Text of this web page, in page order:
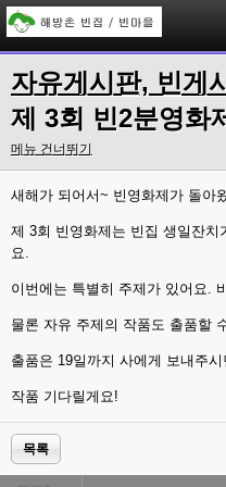
자유게시판, 빈게
제 3회 빈2분영화
메뉴 건너뛰기
새해가 되어서~ 빈영화제가 돌아
제 3회 빈영화제는 빈집 생일잔
요.
이번에는 특별히 주제가 있어요.
물론 자유 주제의 작품도 출품할
출품은 19일까지 사에게 보내주
작품 기다릴게요!
목록